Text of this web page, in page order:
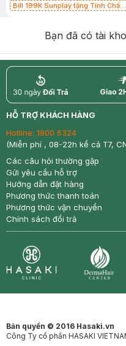
Bill 199K Sunplay tặng Tinh Chất
Bạn đã có tài
return
HỖ TRỢ KHÁCH HÀNG
Hotline: 1800 6324
(Miễn phí , 08-22h kể cả T7,
Các câu hỏi thường gặp
Gửi yêu cầu hỗ trợ
Hướng dẫn đặt hàng
Phương thức thanh toán
Phương thức vận chuyển
Chính sách đổi trả
Bản quyền © 2016 Hasaki.vn
Công Ty cổ phần HASAKI